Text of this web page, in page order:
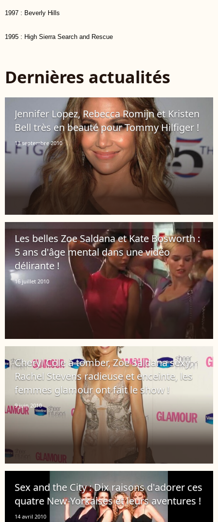
1997 : Beverly Hills
1995 : High Sierra Search and Rescue
Dernières actualités
Jennifer Lopez, Rebecca Romijn et Kristen
Bell très en beauté pour Tommy Hilfiger !
13 septembre 2010
Les belles Zoe Saldana et Kate Bosworth :
5 ans d'âge mental dans une vidéo
délirante !
16 juillet 2010
Cheryl Cole à tomber, Zoe Saldana sexy,
Rachel Stevens radieuse et enceinte, les
femmes glamour ont fait le show !
9 juin 2010
Sex and the City : Dix raisons d'adorer ces
quatre New-Yorkaises et leurs aventures !
14 avril 2010